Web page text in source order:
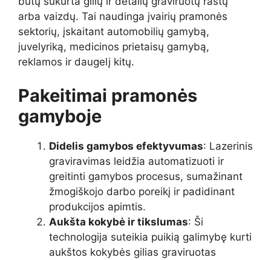
arba vaizdų. Tai naudinga įvairių pramonės
sektorių, įskaitant automobilių gamybą,
juvelyriką, medicinos prietaisų gamybą,
reklamos ir daugelį kitų.
Pakeitimai pramonės
gamyboje
Didelis gamybos efektyvumas: Lazerinis
graviravimas leidžia automatizuoti ir
greitinti gamybos procesus, sumažinant
žmogiškojo darbo poreikį ir padidinant
produkcijos apimtis.
Aukšta kokybė ir tikslumas: Ši
technologija suteikia puikią galimybę kurti
aukštos kokybės gilias graviruotas